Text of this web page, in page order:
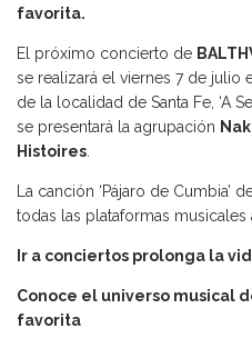
favorita.
El próximo concierto de
se realizará el viernes 7 de julio
de la localidad de Santa Fe, ‘A
se presentará la agrupación
Histoires
La canción ‘Pájaro de Cumbia’
todas las plataformas musicales
Ir a conciertos prolonga la
Conoce el universo musical
favorita